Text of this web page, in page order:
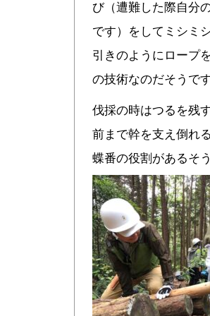
び（遭難した際自分
です）をしてミシミ
引きのようにロープ
の技術なのだそうで
伐採の時はつるを残
前まで幹を支え倒れ
蝶番の役割があるそ